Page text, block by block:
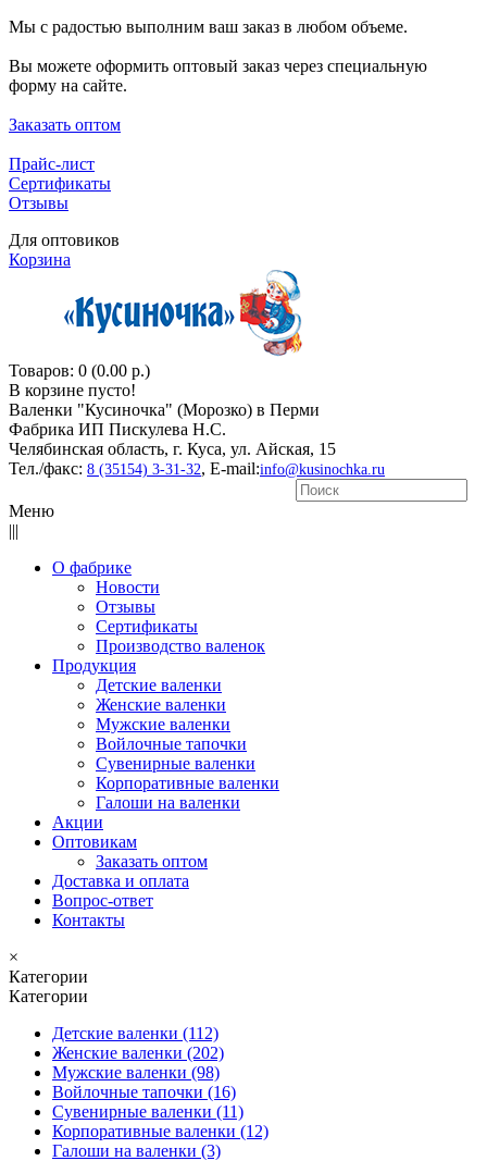
Мы с радостью выполним ваш заказ в любом объеме.
Вы можете оформить оптовый заказ через специальную
форму на сайте.
Заказать оптом
Прайс-лист
Сертификаты
Отзывы
Для оптовиков
Корзина
Товаров: 0 (0.00 р.)
В корзине пусто!
Валенки "Кусиночкa" (Морозко) в Перми
Фабрика ИП Пискулева Н.С.
Челябинская область, г. Куса, ул. Айская, 15
Тел./факс: 8 (35154) 3-31-32, E-mail:info@kusinochka.ru
Меню
|||
О фабрике
Новости
Отзывы
Сертификаты
Производство валенок
Продукция
Детские валенки
Женские валенки
Мужские валенки
Войлочные тапочки
Сувенирные валенки
Корпоративные валенки
Галоши на валенки
Акции
Оптовикам
Заказать оптом
Доставка и оплата
Вопрос-ответ
Контакты
×
Категории
Категории
Детские валенки (112)
Женские валенки (202)
Мужские валенки (98)
Войлочные тапочки (16)
Сувенирные валенки (11)
Корпоративные валенки (12)
Галоши на валенки (3)